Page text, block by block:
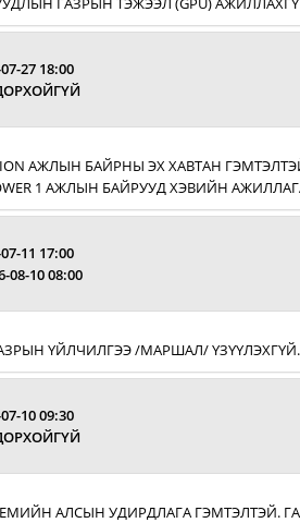
27 18:00
АЖЛЫН БАЙРНЫ ЭХ ХАВТАН
1 АЖЛЫН БАЙРУУД ХЭВИЙН
11 17:00
08-10 08:00
ҮЙЛЧИЛГЭЭ /МАРШАЛ/ ҮЗҮҮЛЭХГҮЙ.
10 09:30
АЛСЫН УДИРДЛАГА ГЭМТЭЛТЭЙ.